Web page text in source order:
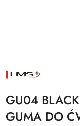
NAZWA
PRODUCENTA:
GU04
GUMA DO